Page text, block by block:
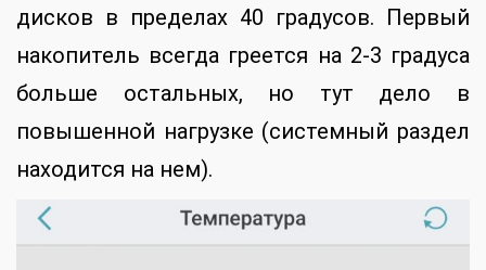
дисков в пределах 40 градусов. Первый
накопитель всегда греется на 2-3 градуса
больше остальных, но тут дело в
повышенной нагрузке (системный раздел
находится на нем).